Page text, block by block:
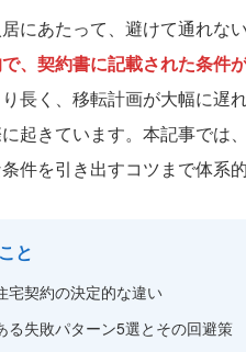
にあたって、避けて通れな
、契約書に記載された条件
り長く、移転計画が大幅に
起きています。本記事では
件を引き出すコツまで体系的
と
宅契約の決定的な違い
る失敗パターン5選とその回避策